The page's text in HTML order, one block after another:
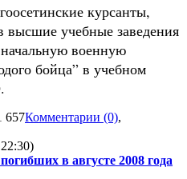
курсанты,
высшие учебные заведения
военную
бойца” в учебном
657Комментарии (0),
в августе 2008 года